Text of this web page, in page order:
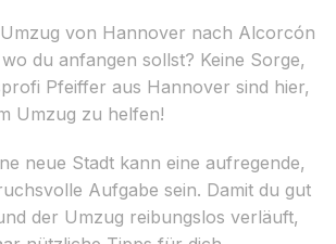
von Hannover nach Alcorcón
du anfangen sollst? Keine Sorge,
Pfeiffer aus Hannover sind hier,
Umzug zu helfen!
neue Stadt kann eine aufregende,
Aufgabe sein. Damit du gut
der Umzug reibungslos verläuft,